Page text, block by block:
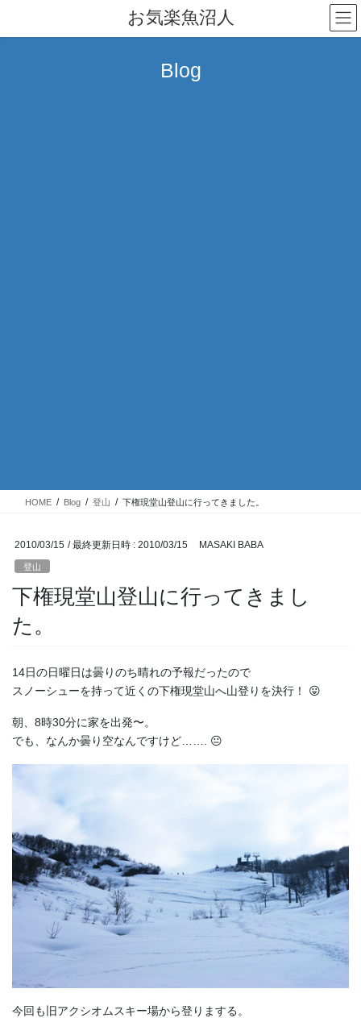
テ
ゲ
お気楽魚沼人
Blog
HOME Blog 登山 下権現堂山登山に行ってきました。
2010/03/15 / 最終更新日時 : 2010/03/15 MASAKI BABA
登山
下権現堂山登山に行ってきまし
た。
14日の日曜日は曇りのち晴れの予報だったので
スノーシューを持って近くの下権現堂山へ山登りを決行！ 😛
朝、8時30分に家を出発〜。
でも、なんか曇り空なんですけど……. 😐
今回も旧アクシオムスキー場から登りまする。